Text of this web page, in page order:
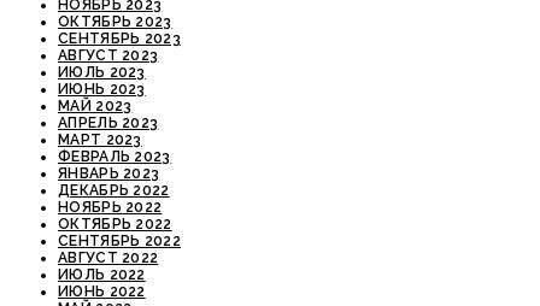
НОЯБРЬ 2023
ОКТЯБРЬ 2023
СЕНТЯБРЬ 2023
АВГУСТ 2023
ИЮЛЬ 2023
ИЮНЬ 2023
МАЙ 2023
АПРЕЛЬ 2023
МАРТ 2023
ФЕВРАЛЬ 2023
ЯНВАРЬ 2023
ДЕКАБРЬ 2022
НОЯБРЬ 2022
ОКТЯБРЬ 2022
СЕНТЯБРЬ 2022
АВГУСТ 2022
ИЮЛЬ 2022
ИЮНЬ 2022